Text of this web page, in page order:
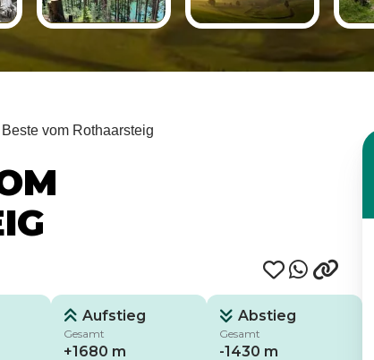
Beste vom Rothaarsteig
Aufstieg
Gesamt
+1680 m
Abstieg
Gesamt
-1430 m